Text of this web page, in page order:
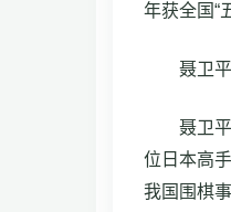
年获全国“
聂卫
聂卫
位日本高
我国围棋